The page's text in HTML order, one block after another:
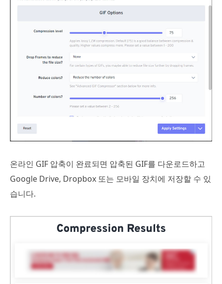
온라인 GIF 압축이 완료되면 압축된 GIF를 다운로드하고
Google Drive, Dropbox 또는 모바일 장치에 저장할 수 있
습니다.